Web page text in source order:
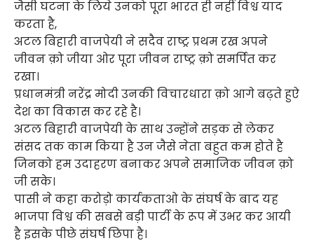
जैसी घटना के लिये उनको पूरा भारत ही नहीं विश्व याद
करता है,
अटल बिहारी वाजपेयी ने सदैव राष्ट्र प्रथम रख अपने
जीवन क़ो जीया ओर पूरा जीवन राष्ट्र क़ो समर्पित कर
रखा।
प्रधानमंत्री नरेंद्र मोदी उनकी विचारधारा क़ो आगे बढ़ते हुऐ
देश का विकास कर रहे है।
अटल बिहारी वाजपेयी के साथ उन्होंने सड़क से लेकर
संसद तक काम किया है उन जैसे नेता बहुत कम होते है
जिनको हम उदाहरण बनाकर अपने समाजिक जीवन क़ो
जी सके।
पासी ने कहा करोड़ो कार्यकताओ के संघर्ष के बाद यह
भाजपा विश्व की सबसे बड़ी पार्टी के रूप में उभर कर आयी
है इसके पीछे संघर्ष छिपा है।